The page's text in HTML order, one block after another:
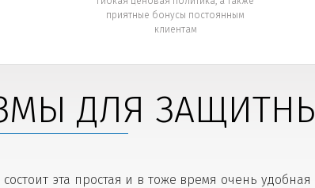
приятные бонусы постоянным
клиентам
ДЛЯ
эта простая и в тоже время очень удобная